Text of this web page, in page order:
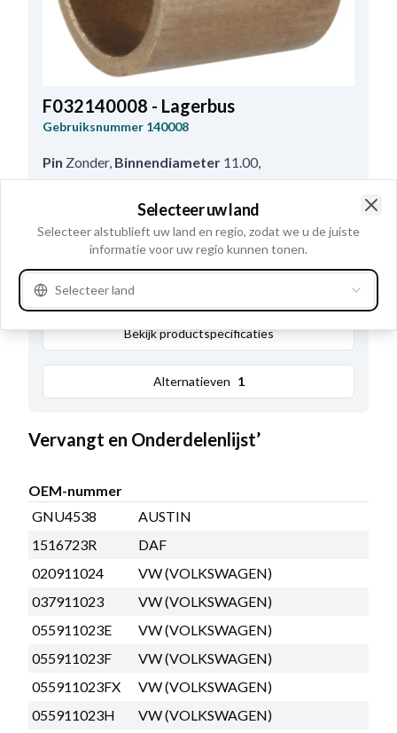
F032140008 - Lagerbus
Gebruiksnummer 140008
Pin Zonder, Binnendiameter 11.00,
Buitendiameter 13.60,Smeringgroef
Lengte 13.80
Bekijk productspecificaties
Alternatieven 1
Vervangt en Onderdelenlijst’
OEM-nummer
GNU4538
AUSTIN
1516723R
DAF
020911024
VW (VOLKSWAGEN)
037911023
VW (VOLKSWAGEN)
055911023E
VW (VOLKSWAGEN)
055911023F
VW (VOLKSWAGEN)
055911023FX
VW (VOLKSWAGEN)
055911023H
VW (VOLKSWAGEN)
Selecteer uw land
Selecteer alstublieft uw land en regio, zodat we u de juiste
informatie voor uw regio kunnen tonen.
Selecteer land